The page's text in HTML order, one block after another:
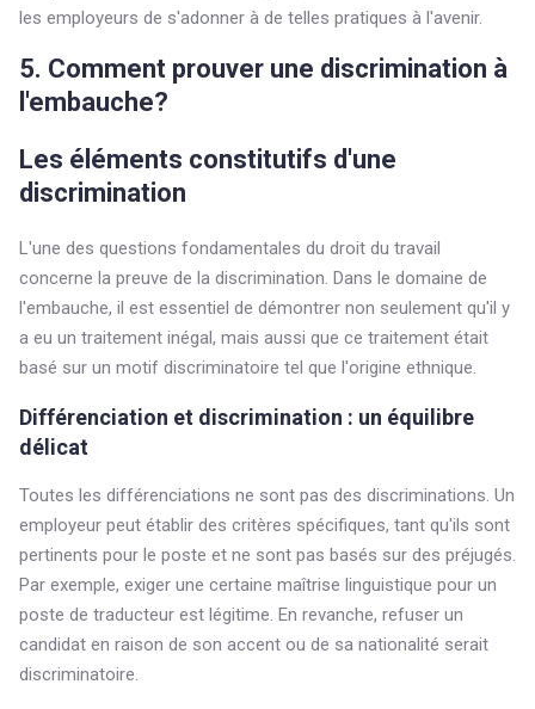
les employeurs de s'adonner à de telles pratiques à l'avenir.
5. Comment prouver une discrimination à
l'embauche?
Les éléments constitutifs d'une
discrimination
L'une des questions fondamentales du droit du travail
concerne la preuve de la discrimination. Dans le domaine de
l'embauche, il est essentiel de démontrer non seulement qu'il y
a eu un traitement inégal, mais aussi que ce traitement était
basé sur un motif discriminatoire tel que l'origine ethnique.
Différenciation et discrimination : un équilibre
délicat
Toutes les différenciations ne sont pas des discriminations. Un
employeur peut établir des critères spécifiques, tant qu'ils sont
pertinents pour le poste et ne sont pas basés sur des préjugés.
Par exemple, exiger une certaine maîtrise linguistique pour un
poste de traducteur est légitime. En revanche, refuser un
candidat en raison de son accent ou de sa nationalité serait
discriminatoire.